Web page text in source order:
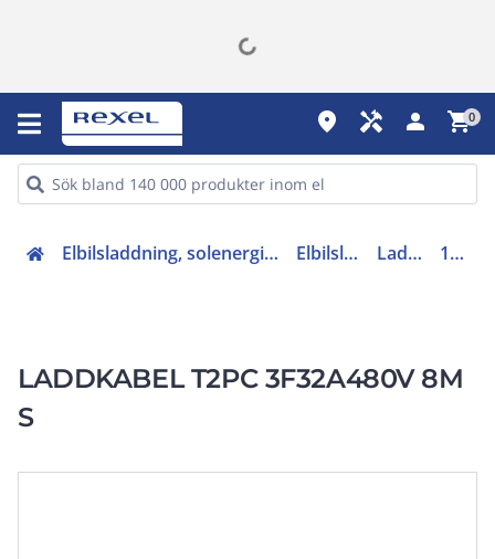
place handyman person shopping_cart0
Elbilsladdning, solenergi och energilager (27) Elbilsladdning Laddkabel 109319
LADDKABEL T2PC 3F32A480V 8M
S